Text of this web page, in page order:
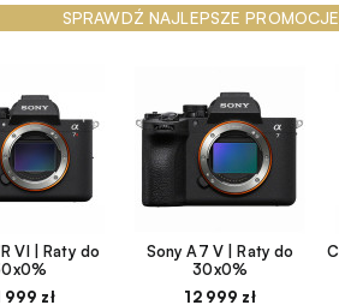
SPRAWDŹ NAJLEPSZE
VI | Raty do
999 zł
Sony A7 V | Raty do
30x0%
12 999 zł